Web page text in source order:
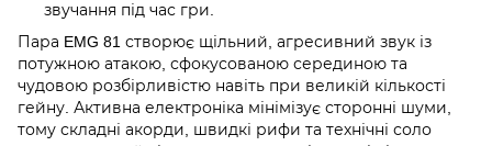
звучання під час гри.
Пара EMG 81 створює щільний, агресивний звук із
потужною атакою, сфокусованою серединою та
чудовою розбірливістю навіть при великій кількості
гейну. Активна електроніка мінімізує сторонні шуми,
тому складні акорди, швидкі рифи та технічні соло